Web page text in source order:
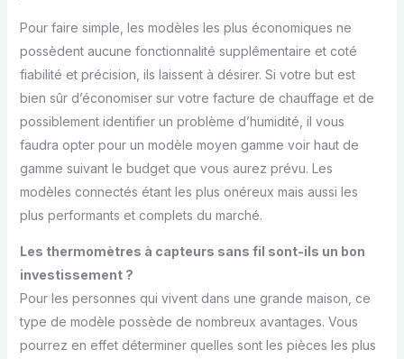
Pour faire simple, les modèles les plus économiques ne
possèdent aucune fonctionnalité supplémentaire et coté
fiabilité et précision, ils laissent à désirer. Si votre but est
bien sûr d’économiser sur votre facture de chauffage et de
possiblement identifier un problème d’humidité, il vous
faudra opter pour un modèle moyen gamme voir haut de
gamme suivant le budget que vous aurez prévu. Les
modèles connectés étant les plus onéreux mais aussi les
plus performants et complets du marché.
Les thermomètres à capteurs sans fil sont-ils un bon
investissement ?
Pour les personnes qui vivent dans une grande maison, ce
type de modèle possède de nombreux avantages. Vous
pourrez en effet déterminer quelles sont les pièces les plus